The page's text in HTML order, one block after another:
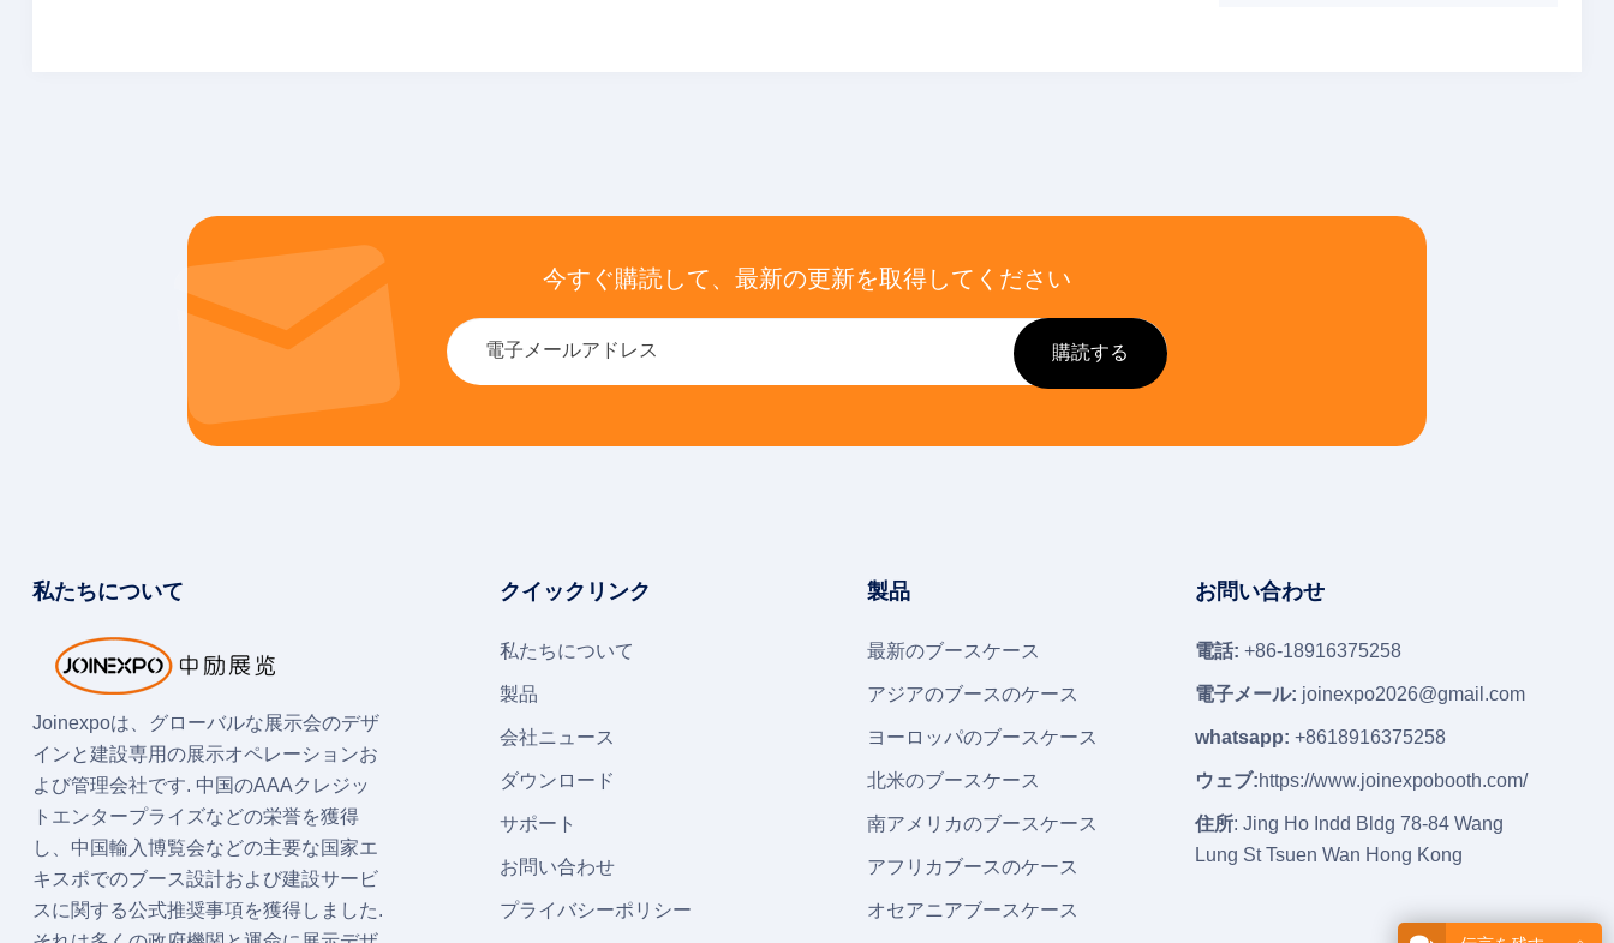
今すぐ購読して、最新の更新を取得してください
私たちについて
Joinexpoは、グローバルな展示会のデザ
インと建設専用の展示オペレーションお
よび管理会社です. 中国のAAAクレジッ
トエンタープライズなどの栄誉を獲得
し、中国輸入博覧会などの主要な国家エ
キスポでのブース設計および建設サービ
スに関する公式推奨事項を獲得しました.
クイックリンク
私たちについて
製品
会社ニュース
ダウンロード
サポート
お問い合わせ
プライバシーポリシー
製品
最新のブースケース
アジアのブースのケース
ヨーロッパのブースケース
北米のブースケース
南アメリカのブースケース
アフリカブースのケース
オセアニアブースケース
お問い合わせ
電話: +86-18916375258
電子メール: joinexpo2026@gmail.com
whatsapp: +8618916375258
ウェブ:https://www.joinexpobooth.com/
住所: Jing Ho Indd Bldg 78-84 Wang
Lung St Tsuen Wan Hong Kong